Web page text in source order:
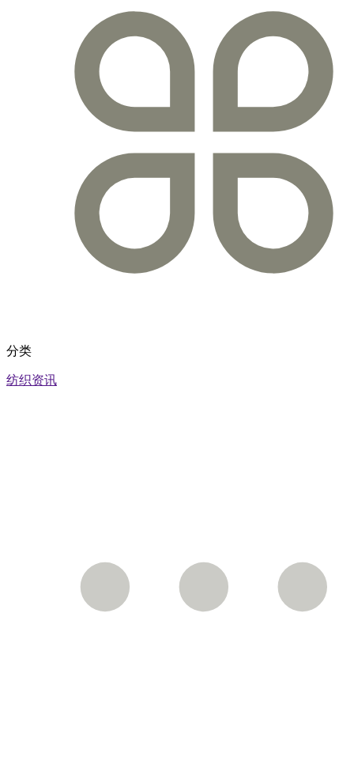
分类
纺织资讯